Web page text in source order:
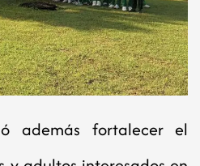
además fortalecer el